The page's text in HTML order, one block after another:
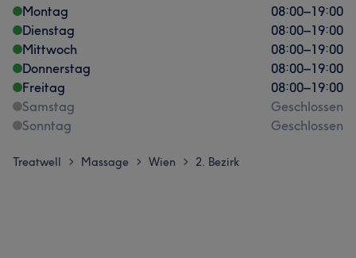
Montag
08:00–19:00
Dienstag
08:00–19:00
Mittwoch
08:00–19:00
Donnerstag
08:00–19:00
Freitag
08:00–19:00
Samstag
Geschlossen
Sonntag
Geschlossen
Treatwell > Massage > Wien > 2. Bezirk